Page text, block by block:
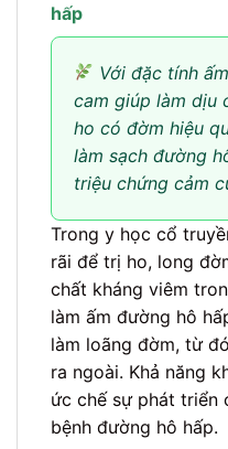
hấp
Với đặc tính
cam giúp làm dịu
ho có đờm hiệu
làm sạch đường
triệu chứng cảm
Trong y học cổ
rãi để trị ho, long
chất kháng viêm
làm ấm đường hô
làm loãng đờm, từ
ra ngoài. Khả năng
ức chế sự phát triển
bệnh đường hô hấp.